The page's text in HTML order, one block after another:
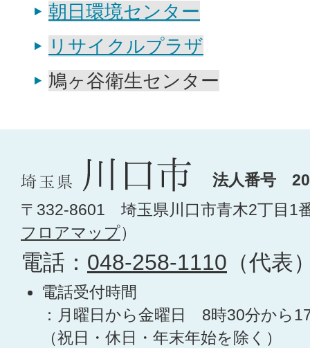
朝日環境センター
リサイクルプラザ
鳩ヶ谷衛生センター
法人番号
〒332-8601 埼玉県川口市青木2丁目1
フロアマップ）
電話： 048-258-1110 （代表
電話受付時間
：月曜日から金曜日 8時30分から
（祝日・休日・年末年始を除く）